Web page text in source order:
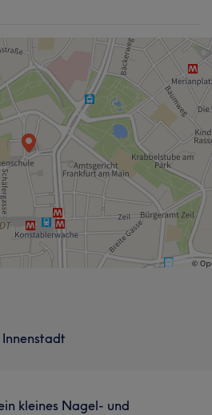
kleines Nagel- und